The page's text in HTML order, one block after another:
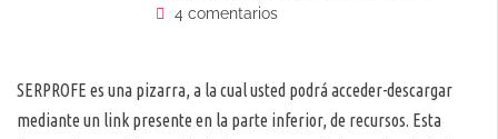
4 comentarios
SERPROFE es una pizarra, a la cual usted podrá acceder-descargar
mediante un link presente en la parte inferior, de recursos. Esta